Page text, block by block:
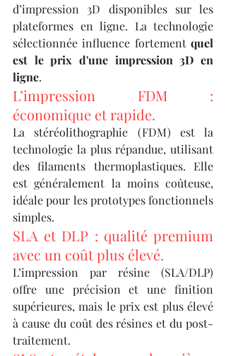
d’impression 3D disponibles sur les
plateformes en ligne. La technologie
sélectionnée influence fortement quel
est le prix d'une impression 3D en
ligne.
L’impression FDM :
économique et rapide.
La stéréolithographie (FDM) est la
technologie la plus répandue, utilisant
des filaments thermoplastiques. Elle
est généralement la moins coûteuse,
idéale pour les prototypes fonctionnels
simples.
SLA et DLP : qualité premium
avec un coût plus élevé.
L’impression par résine (SLA/DLP)
offre une précision et une finition
supérieures, mais le prix est plus élevé
à cause du coût des résines et du post-
traitement.